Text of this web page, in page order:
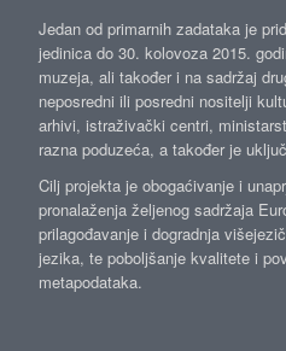
Jedan od primarnih zadataka je
jedinica do 30. kolovoza 2015.
muzeja, ali također i na sadržaj
neposredni ili posredni nositelji
arhivi, istraživački centri,
razna poduzeća, a također je
Cilj projekta je obogaćivanje i
pronalaženja željenog sadržaja
prilagođavanje i dogradnja
jezika, te poboljšanje kvalitete i
metapodataka.